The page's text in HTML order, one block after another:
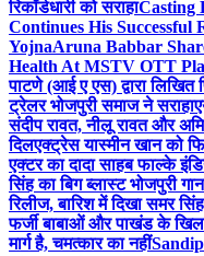
रिकॉर्डधारी को सराहाCasting
Continues His Successful
YojnaAruna Babbar
Health At MSTV OTT
पाटणे (आई ए एस) द्वारा
ट्रेलर भोजपुरी समाज ने सराहा
संदीप रावत, नीलू रावत और
दिलएक्ट्रेस यास्मीन खान को
एक्टर का दादा साहब फाल्के
सिंह का बिग ब्लास्ट भोजपुरी
रिलीज, बारिश में दिखा समर
फर्जी बाबाओं और पाखंड के
मार्ग है, चमत्कार का नहीं